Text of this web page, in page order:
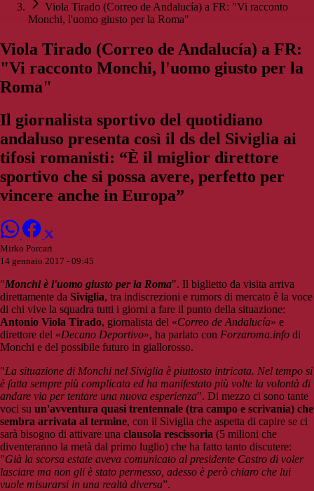
Viola Tirado (Correo de Andalucía) a FR: "Vi racconto
Monchi, l'uomo giusto per la Roma"
Viola Tirado (Correo de Andalucía) a FR:
"Vi racconto Monchi, l'uomo giusto per la
Roma"
Il giornalista sportivo del quotidiano
andaluso presenta così il ds del Siviglia ai
tifosi romanisti: “È il miglior direttore
sportivo che si possa avere, perfetto per
vincere anche in Europa”
Mirko Porcari
14 gennaio 2017 - 09:45
"Monchi è l'uomo giusto per la Roma". Il biglietto da visita arriva
direttamente da Siviglia, tra indiscrezioni e rumors di mercato è la voce
di chi vive la squadra tutti i giorni a fare il punto della situazione:
Antonio Viola Tirado, giornalista del «Correo de Andalucía» e
direttore del «Decano Deportivo», ha parlato con Forzaroma.info di
Monchi e del possibile futuro in giallorosso.
"La situazione di Monchi nel Siviglia è piuttosto intricata. Nel tempo si
è fatta sempre più complicata ed ha manifestato più volte la volontà di
andare via per tentare una nuova esperienza". Di mezzo ci sono tante
voci su un'avventura quasi trentennale (tra campo e scrivania) che
sembra arrivata al termine, con il Siviglia che aspetta di capire se ci
sarà bisogno di attivare una clausola rescissoria (5 milioni che
diventeranno la metà dal primo luglio) che ha fatto tanto discutere:
"Già la scorsa estate aveva comunicato al presidente Castro di voler
lasciare ma non gli è stato permesso, adesso è però chiaro che lui
vuole misurarsi in una realtà diversa”.